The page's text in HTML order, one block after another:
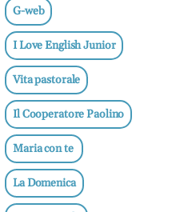
G-web
I Love English Junior
Vita pastorale
Il Cooperatore Paolino
Maria con te
La Domenica